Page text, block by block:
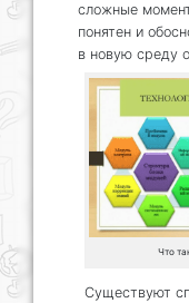
сложные
понятен и
в новую среду
Что
Существуют